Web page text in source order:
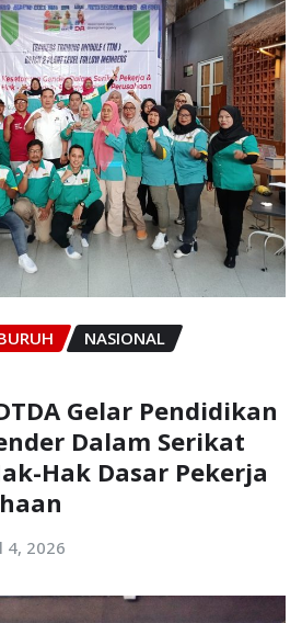
NASIONAL
DTDA Gelar Pendidikan
Dalam Serikat
Hak Dasar Pekerja
4, 2026